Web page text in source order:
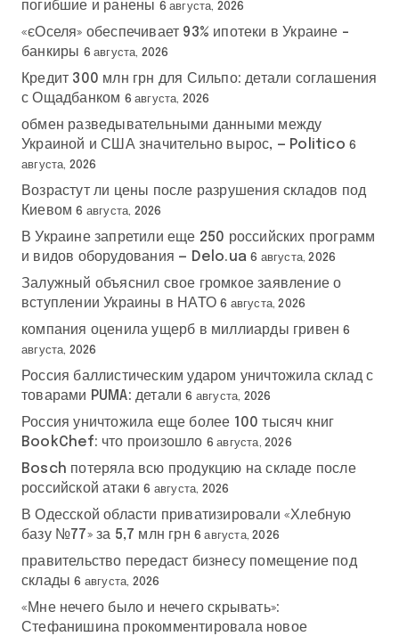
погибшие и ранены 6 августа, 2026
«єОселя» обеспечивает 93% ипотеки в Украине –
банкиры 6 августа, 2026
Кредит 300 млн грн для Сильпо: детали соглашения
с Ощадбанком 6 августа, 2026
обмен разведывательными данными между
Украиной и США значительно вырос, — Politico 6
августа, 2026
Возрастут ли цены после разрушения складов под
Киевом 6 августа, 2026
В Украине запретили еще 250 российских программ
и видов оборудования — Delo.ua 6 августа, 2026
Залужный объяснил свое громкое заявление о
вступлении Украины в НАТО 6 августа, 2026
компания оценила ущерб в миллиарды гривен 6
августа, 2026
Россия баллистическим ударом уничтожила склад с
товарами PUMA: детали 6 августа, 2026
Россия уничтожила еще более 100 тысяч книг
BookChef: что произошло 6 августа, 2026
Bosch потеряла всю продукцию на складе после
российской атаки 6 августа, 2026
В Одесской области приватизировали «Хлебную
базу №77» за 5,7 млн грн 6 августа, 2026
правительство передаст бизнесу помещение под
склады 6 августа, 2026
«Мне нечего было и нечего скрывать»:
Стефанишина прокомментировала новое